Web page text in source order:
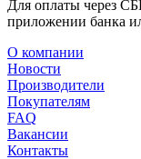
Для оплаты через
приложении банка
О компании
Новости
Производители
Покупателям
FAQ
Вакансии
Контакты